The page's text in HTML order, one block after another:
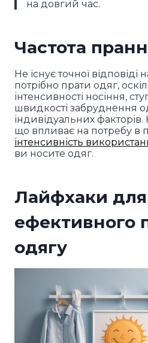
на довгий час.
Частота
Не існує точної відповіді
потрібно прати одяг,
інтенсивності носіння,
швидкості забруднення
індивідуальних
що впливає на потребу в
інтенсивність
ви носите одяг.
Лайфхаки для
ефективного
одягу